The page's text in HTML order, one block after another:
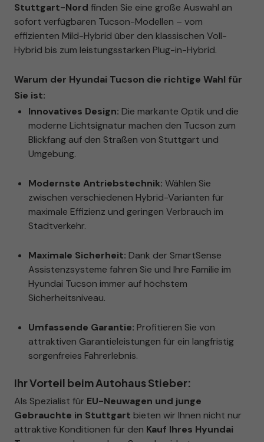
Stuttgart-Nord finden Sie eine große Auswahl an
sofort verfügbaren Tucson-Modellen – vom
effizienten Mild-Hybrid über den klassischen Voll-
Hybrid bis zum leistungsstarken Plug-in-Hybrid.
Warum der Hyundai Tucson die richtige Wahl für
Sie ist:
Innovatives Design: Die markante Optik und die
moderne Lichtsignatur machen den Tucson zum
Blickfang auf den Straßen von Stuttgart und
Umgebung.
Modernste Antriebstechnik: Wählen Sie
zwischen verschiedenen Hybrid-Varianten für
maximale Effizienz und geringen Verbrauch im
Stadtverkehr.
Maximale Sicherheit: Dank der SmartSense
Assistenzsysteme fahren Sie und Ihre Familie im
Hyundai Tucson immer auf höchstem
Sicherheitsniveau.
Umfassende Garantie: Profitieren Sie von
attraktiven Garantieleistungen für ein langfristig
sorgenfreies Fahrerlebnis.
Ihr Vorteil beim Autohaus Stieber:
Als Spezialist für EU-Neuwagen und junge
Gebrauchte in Stuttgart bieten wir Ihnen nicht nur
attraktive Konditionen für den Kauf Ihres Hyundai